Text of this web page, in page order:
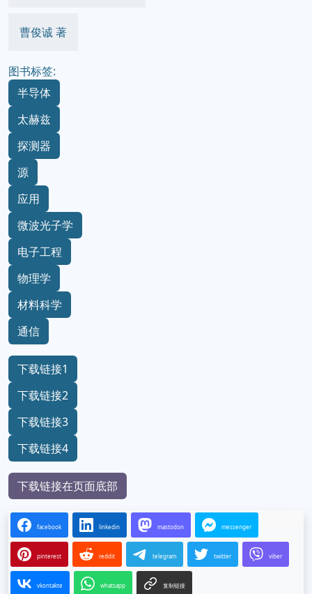
曹俊诚 著
图书标签:
半导体
太赫兹
探测器
源
应用
微波光子学
电子工程
物理学
材料科学
通信
下载链接1
下载链接2
下载链接3
下载链接4
下载链接在页面底部
facebook linkedin mastodon messenger
pinterest reddit telegram twitter viber
vkontakte whatsapp 复制链接